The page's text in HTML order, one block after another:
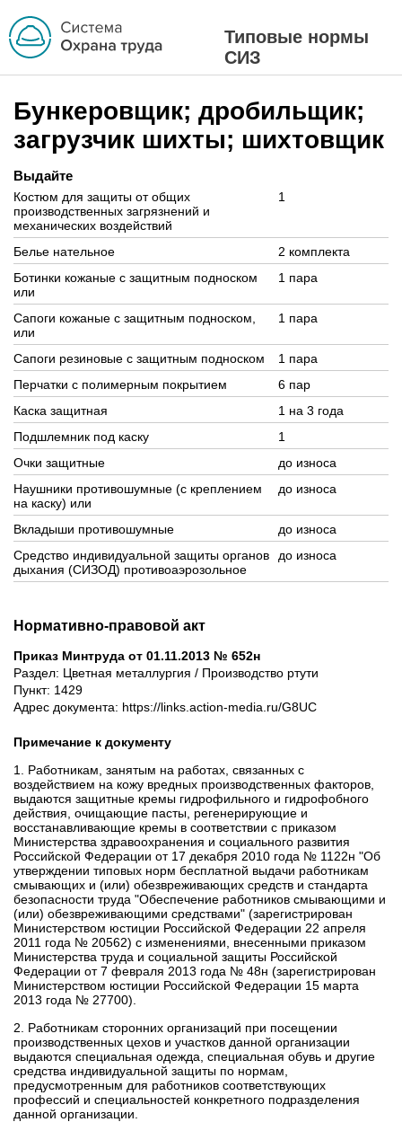
Типовые нормы
СИЗ
Бункеровщик; дробильщик;
загрузчик шихты; шихтовщик
Выдайте
Костюм для защиты от общих
производственных загрязнений и
механических воздействий
1
Белье нательное
2 комплекта
Ботинки кожаные с защитным подноском
или
1 пара
Сапоги кожаные с защитным подноском,
или
1 пара
Сапоги резиновые с защитным подноском
1 пара
Перчатки с полимерным покрытием
6 пар
Каска защитная
1 на 3 года
Подшлемник под каску
1
Очки защитные
до износа
Наушники противошумные (с креплением
на каску) или
до износа
Вкладыши противошумные
до износа
Средство индивидуальной защиты органов
дыхания (СИЗОД) противоаэрозольное
до износа
Нормативно-правовой акт
Приказ Минтруда от 01.11.2013 № 652н
Раздел: Цветная металлургия / Производство ртути
Пункт: 1429
Адрес документа: https://links.action-media.ru/G8UC
Примечание к документу
1. Работникам, занятым на работах, связанных с
воздействием на кожу вредных производственных факторов,
выдаются защитные кремы гидрофильного и гидрофобного
действия, очищающие пасты, регенерирующие и
восстанавливающие кремы в соответствии с приказом
Министерства здравоохранения и социального развития
Российской Федерации от 17 декабря 2010 года № 1122н "Об
утверждении типовых норм бесплатной выдачи работникам
смывающих и (или) обезвреживающих средств и стандарта
безопасности труда "Обеспечение работников смывающими и
(или) обезвреживающими средствами" (зарегистрирован
Министерством юстиции Российской Федерации 22 апреля
2011 года № 20562) с изменениями, внесенными приказом
Министерства труда и социальной защиты Российской
Федерации от 7 февраля 2013 года № 48н (зарегистрирован
Министерством юстиции Российской Федерации 15 марта
2013 года № 27700).
2. Работникам сторонних организаций при посещении
производственных цехов и участков данной организации
выдаются специальная одежда, специальная обувь и другие
средства индивидуальной защиты по нормам,
предусмотренным для работников соответствующих
профессий и специальностей конкретного подразделения
данной организации.